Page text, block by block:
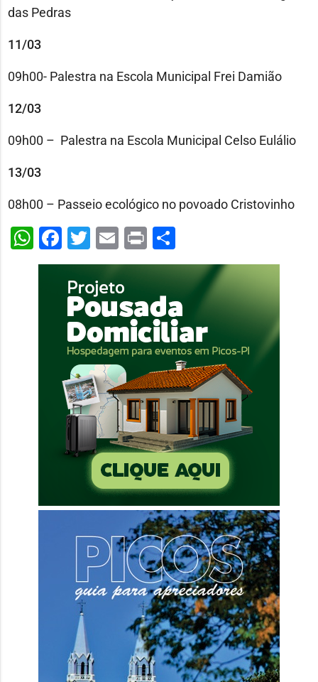
das Pedras
11/03
09h00- Palestra na Escola Municipal Frei Damião
12/03
09h00 – Palestra na Escola Municipal Celso Eulálio
13/03
08h00 – Passeio ecológico no povoado Cristovinho
WhatsApp
Facebook
Twitter
Email
PrintShare